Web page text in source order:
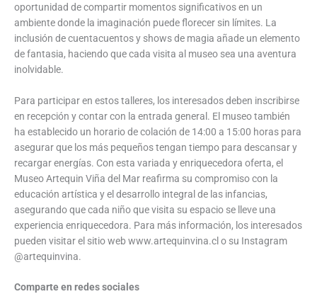
oportunidad de compartir momentos significativos en un
ambiente donde la imaginación puede florecer sin límites. La
inclusión de cuentacuentos y shows de magia añade un elemento
de fantasia, haciendo que cada visita al museo sea una aventura
inolvidable.
Para participar en estos talleres, los interesados deben inscribirse
en recepción y contar con la entrada general. El museo también
ha establecido un horario de colación de 14:00 a 15:00 horas para
asegurar que los más pequeños tengan tiempo para descansar y
recargar energías. Con esta variada y enriquecedora oferta, el
Museo Artequin Viña del Mar reafirma su compromiso con la
educación artística y el desarrollo integral de las infancias,
asegurando que cada niño que visita su espacio se lleve una
experiencia enriquecedora. Para más información, los interesados
pueden visitar el sitio web www.artequinvina.cl o su Instagram
@artequinvina.
Comparte en redes sociales